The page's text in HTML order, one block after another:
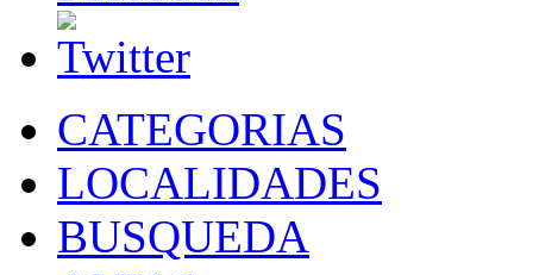
CATEGORIAS
LOCALIDADES
BUSQUEDA